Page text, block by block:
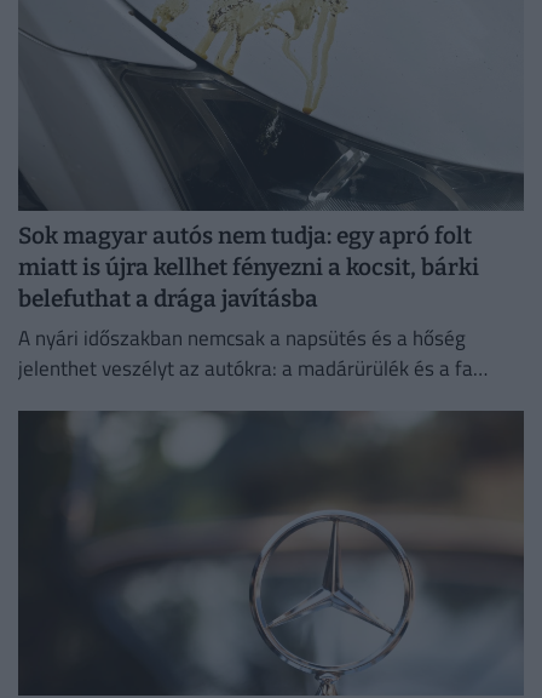
Sok magyar autós nem tudja: egy apró folt
miatt is újra kellhet fényezni a kocsit, bárki
belefuthat a drága javításba
A nyári időszakban nemcsak a napsütés és a hőség
jelenthet veszélyt az autókra: a madárürülék és a fa